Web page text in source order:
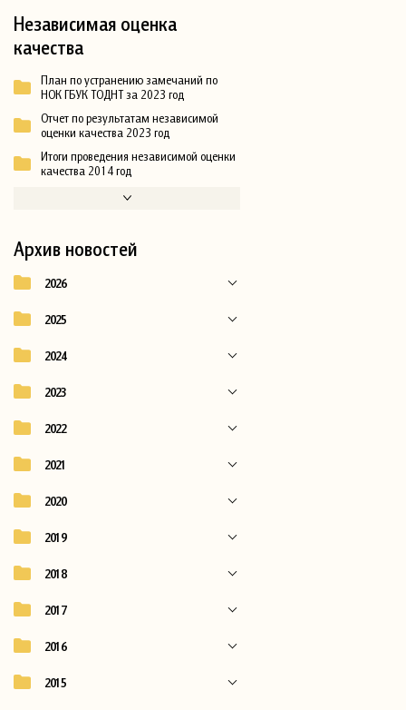
Независимая оценка
качества
План по устранению замечаний по
НОК ГБУК ТОДНТ за 2023 год
Отчет по результатам независимой
оценки качества 2023 год
Итоги проведения независимой оценки
качества 2014 год
Архив новостей
2026
2025
2024
2023
2022
2021
2020
2019
2018
2017
2016
2015